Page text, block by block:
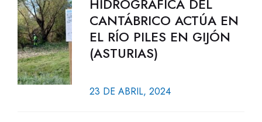
HIDROGRÁFICA DEL
CANTÁBRICO ACTÚA EN
EL RÍO PILES EN GIJÓN
(ASTURIAS)
23 DE ABRIL, 2024